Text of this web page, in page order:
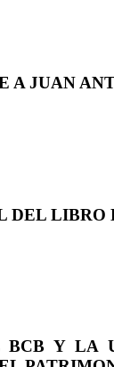
A JUAN
DEL
BCB Y LA